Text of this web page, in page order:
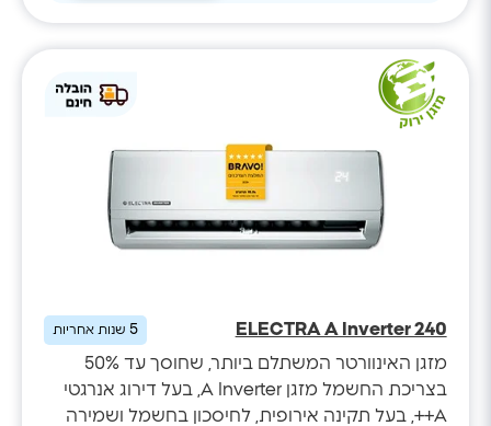
ELECTRA A Inverter 240
5שנות אחריות
מזגן האינוורטר המשתלם ביותר, שחוסך עד 50%
בצריכת החשמל מזגן A Inverter, בעל דירוג אנרגטי
A++, בעל תקינה אירופית, לחיסכון בחשמל ושמירה